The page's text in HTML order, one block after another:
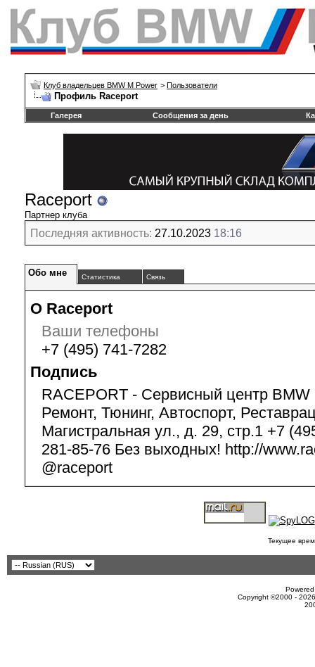
Клуб владельцев BMW M Power > Пользователи
Профиль Raceport
Галерея Сообщения за день
Raceport
Партнер клуба
Последняя активность: 27.10.2023 18:16
Обо мне Статистика Связь
О Raceport
Ваши телефоны
+7 (495) 741-7282
Подпись
RACEPORT - Сервисный центр
Ремонт, Тюнинг, Автоспорт,
Магистральная ул., д. 29, стр.1 +7
281-85-76 Без выходных! http://
@raceport
Текущее
Copyright ©2000 -